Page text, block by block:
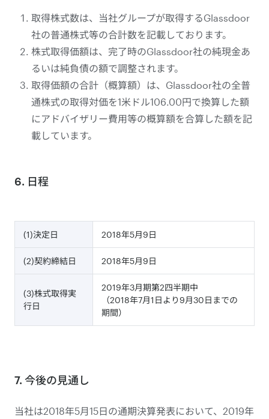
取得株式数は、当社グループが取得するGlassdoor
社の普通株式等の合計数を記載しております。
株式取得価額は、完了時のGlassdoor社の純現金あ
るいは純負債の額で調整されます。
取得価額の合計（概算額）は、Glassdoor社の全普
通株式の取得対価を1米ドル106.00円で換算した額
にアドバイザリー費用等の概算額を合算した額を記
載しています。
6. 日程
(1)決定日 2018年5月9日
(2)契約締結日 2018年5月9日
(3)株式取得実
行日
2019年3月期第2四半期中
（2018年7月1日より9月30日までの
期間）
7. 今後の見通し
当社は2018年5月15日の通期決算発表において、2019年